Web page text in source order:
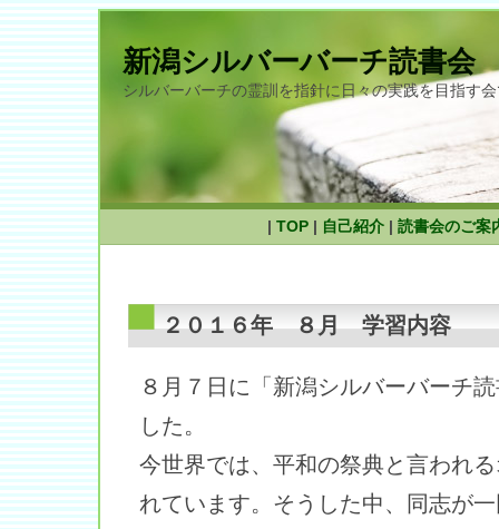
新潟シルバーバーチ読書会
シルバーバーチの霊訓を指針に日々の実践を目指す
| TOP | 自己紹介 | 読書会のご案
２０１６年 ８月 学習内容
８月７日に「新潟シルバーバーチ
した。
今世界では、平和の祭典と言われ
れています。そうした中、同志が